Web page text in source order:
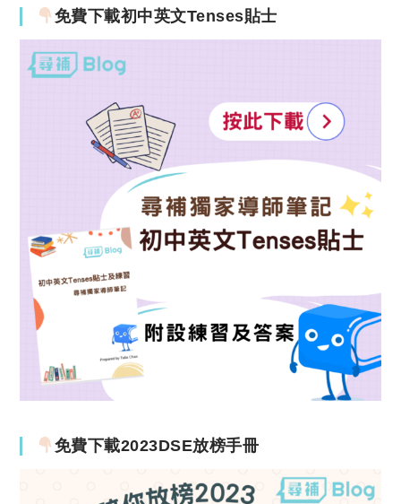
免費下載初中英文Tenses貼士
免費下載2023DSE放榜手冊